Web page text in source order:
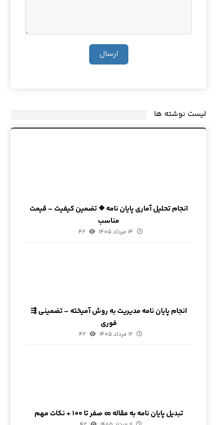
ارسال
لیست نوشته ها
انجام تحلیل آماری پایان نامه ❖ تضمین کیفیت – قیمت
مناسب
۱۴ مرداد ۱۴۰۵ ۴۲
انجام پایان نامه مدیریت به روش آمیخته – تضمینی ⇶
فوری
۱۲ مرداد ۱۴۰۵ ۴۲
تبدیل پایان نامه به مقاله ∞ صفر تا ۱۰۰ + نکات مهم